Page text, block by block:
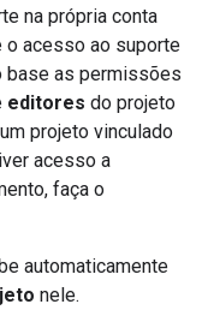
na própria conta
o acesso ao suporte
base as permissões
editores do projeto
projeto vinculado
acesso a
faça o
automaticamente
nele.